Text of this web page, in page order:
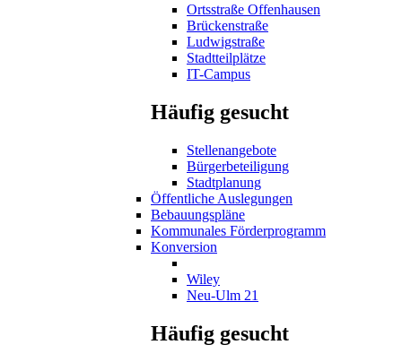
Ortsstraße Offenhausen
Brückenstraße
Ludwigstraße
Stadtteilplätze
IT-Campus
Häufig gesucht
Stellenangebote
Bürgerbeteiligung
Stadtplanung
Öffentliche Auslegungen
Bebauungspläne
Kommunales Förderprogramm
Konversion
Wiley
Neu-Ulm 21
Häufig gesucht